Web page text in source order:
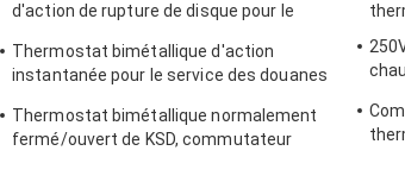
d'action de rupture de disque pour le
Thermostat bimétallique d'action
instantanée pour le service des douanes
Thermostat bimétallique normalement
fermé/ouvert de KSD, commutateur
60A